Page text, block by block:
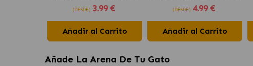
Medianos 10-25 kg
(DESDE) 3.99 €
Añadir al Carrito
Grandes +25 kg
(DESDE) 4.99 €
Añadir al Carrito
Añade La Arena De Tu Gato